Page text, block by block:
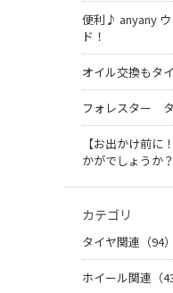
便利♪ anyany ウ
ド！
オイル交換もタ
フォレスター
【お出かけ前に
かがでしょうか？
カテゴリ
タイヤ関連（94）
ホイール関連（43